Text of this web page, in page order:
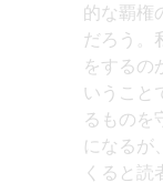
的な覇権
だろう。
をするの
いうこと
るものを
になるが
くると読